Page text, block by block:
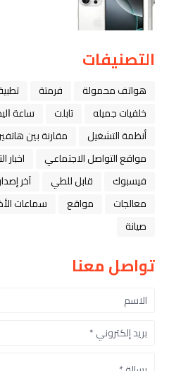
التصنيفات
هواتف محمولة فرمتة
خلفيات جميله
تابلت ﺳﺎﻋﺔ
أنظمة التشغيل
مقارنة بين
مواقع التواصل الاجتماعي
اخبار
فيسبوك
قابل للطي آخر
معالجات
مواقع سماعات
صيانة
تواصل معنا